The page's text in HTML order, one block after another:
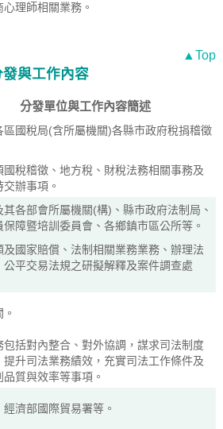
理師相關業務。
▲Top
與工作內容
分發單位與工作內容簡述
區國稅局(含所屬機關)各縣市政府稅捐稽徵
國稅稽徵、地方稅、財稅法務相關事務及
辦事項。
其各部會所屬機關(構)、縣市政府法制局、
保障暨培訓委員會、各鄉鎮市區公所等。
及國家賠償、法制相關業務業務、辦理法
公平交易法規之研擬解釋及案件調查處
包括對內整合、對外協調，謀求司法制度
提升司法業務績效，充實司法工作條件及
質與效率等事項。
經濟部國際貿易署等。